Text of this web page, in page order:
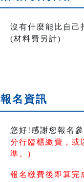
沒有什麼能比自己
(材料費另計)
報名資訊
您好!感謝您報名參
分行臨櫃繳費，或
準。)
報名繳費後即算完